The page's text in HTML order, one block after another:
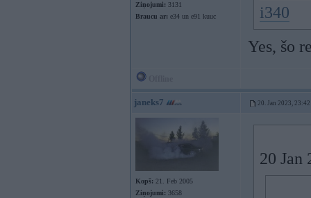
Ziņojumi: 3131
Braucu ar: e34 un e91 kuuc
i340
Yes, šo
janeks7 20. Jan 2023, 23:42
Kopš: 21. Feb 2005
Ziņojumi: 3658
20 Jan